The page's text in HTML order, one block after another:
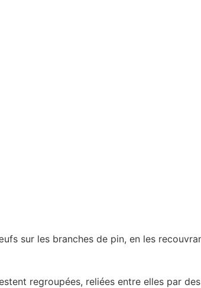
sur les branches de pin, en les
regroupées, reliées entre elles par